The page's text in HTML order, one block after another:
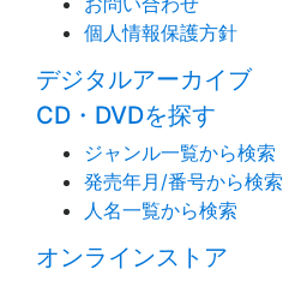
個人情報保護方針
デジタルアーカイブ
CD・DVDを探す
ジャンル一覧から検索
発売年月/番号から検索
人名一覧から検索
オンラインストア